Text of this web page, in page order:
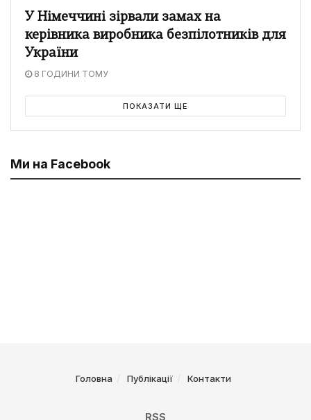
У Німеччині зірвали замах на
керівника виробника безпілотників для
України
8 ГОДИНИ ТОМУ
ПОКАЗАТИ ЩЕ
Ми на Facebook
Головна Публікації Контакти
RSS